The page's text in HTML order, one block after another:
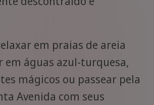
em praias de areia
em águas azul-turquesa,
mágicos ou passear pela
Avenida com seus